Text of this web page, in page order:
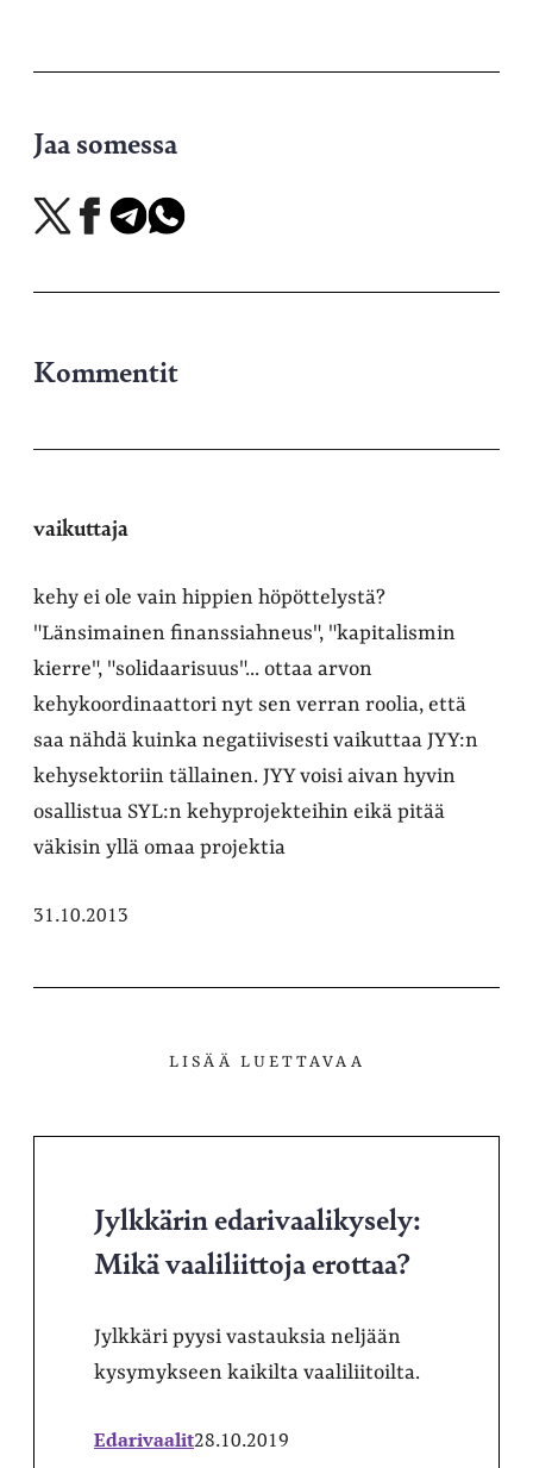
Jaa somessa
Jaa
X-
Jaa
Facebookissa
Jaa
Telegramissa
Jaa
WhatsAppissa
Kommentit
vaikuttaja
kehy ei ole vain hippien höpöttelystä?
"Länsimainen finanssiahneus", "kapitalismin
kierre", "solidaarisuus"... ottaa arvon
kehykoordinaattori nyt sen verran roolia, että
saa nähdä kuinka negatiivisesti vaikuttaa JYY:n
kehysektoriin tällainen. JYY voisi aivan hyvin
osallistua SYL:n kehyprojekteihin eikä pitää
väkisin yllä omaa projektia
31.10.2013
LISÄÄ LUETTAVAA
Jylkkärin edarivaalikysely:
Mikä vaaliliittoja erottaa?
Jylkkäri pyysi vastauksia neljään
kysymykseen kaikilta vaaliliitoilta.
Edarivaalit28.10.2019